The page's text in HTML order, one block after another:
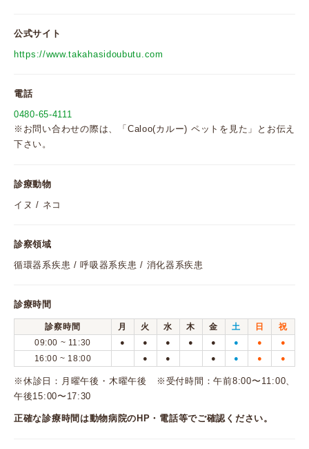
公式サイト
https://www.takahasidoubutu.com
電話
0480-65-4111
※お問い合わせの際は、「Caloo(カルー) ペットを見た」とお伝え
下さい。
診療動物
イヌ / ネコ
診察領域
循環器系疾患 / 呼吸器系疾患 / 消化器系疾患
診療時間
診察時間 月 火 水 木 金 土 日
祝
09:00 ~ 11:30
● ● ● ● ● ● ● ●
16:00 ~ 18:00 ● ● ● ● ● ●
※休診日：月曜午後・木曜午後 ※受付時間：午前8:00〜11:00、
午後15:00〜17:30
正確な診療時間は動物病院のHP・電話等でご確認ください。